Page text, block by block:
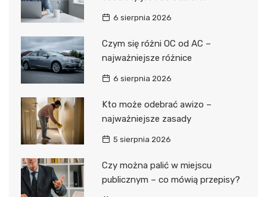
6 sierpnia 2026
Czym się różni OC od AC –
najważniejsze różnice
6 sierpnia 2026
Kto może odebrać awizo –
najważniejsze zasady
5 sierpnia 2026
Czy można palić w miejscu
publicznym – co mówią przepisy?